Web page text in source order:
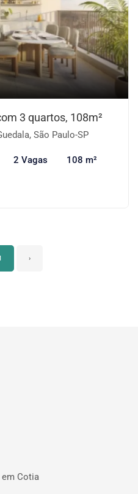
3 quartos, 108m²
São Paulo-SP
2 Vagas 108 m²
›
em Cotia